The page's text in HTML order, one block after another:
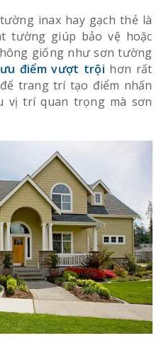
inax hay gạch thẻ là
tường giúp bảo vệ hoặc
giống như sơn tường
điểm vượt trội hơn rất
trang trí tạo điểm nhấn
vị trí quan trọng mà sơn